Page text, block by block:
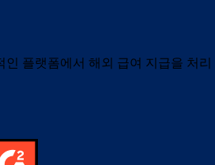
플랫폼에서 해외 급여 지급을 처리